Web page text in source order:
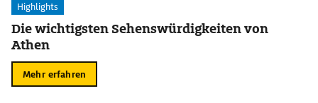
Highlights
Die wichtigsten Sehenswürdigkeiten von
Athen
Mehr erfahren